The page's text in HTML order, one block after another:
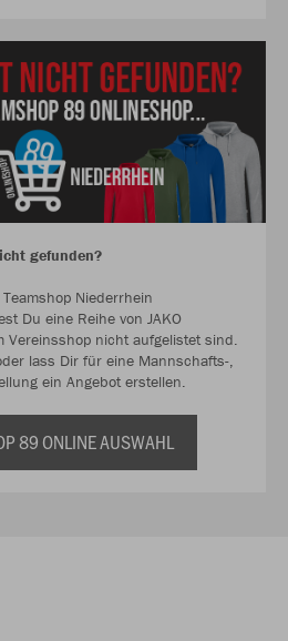
gefunden?
Niederrhein
Du eine Reihe von JAKO
Vereinsshop nicht aufgelistet sind.
lass Dir für eine Mannschafts-,
ein Angebot erstellen.
89 ONLINE AUSWAHL